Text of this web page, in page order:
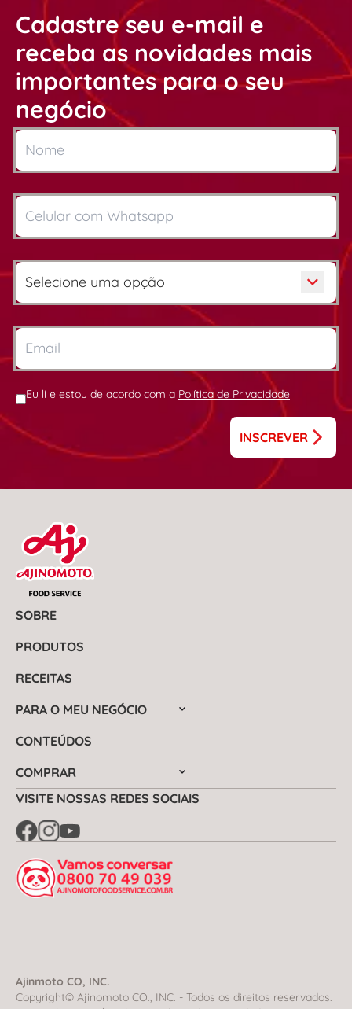
Cadastre seu e-mail e
receba as novidades mais
importantes para o seu
negócio
Eu li e estou de acordo com a Política de Privacidade
INSCREVER
SOBRE
PRODUTOS
RECEITAS
PARA O MEU NEGÓCIO
CONTEÚDOS
COMPRAR
VISITE NOSSAS REDES SOCIAIS
Ajinmoto CO, INC.
Copyright© Ajinomoto CO., INC. - Todos os direitos reservados.